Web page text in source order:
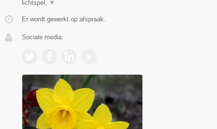
lichtspel,
▼
Er wordt gewerkt op afspraak.
Sociale media: